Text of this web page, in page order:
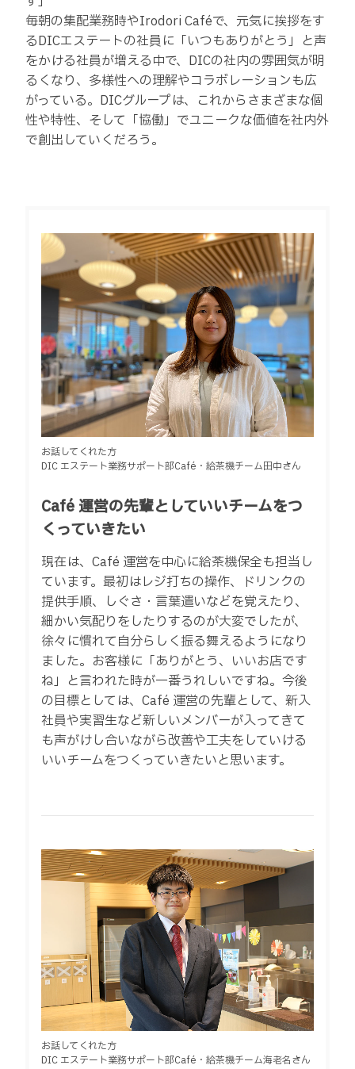
毎朝の集配業務時やIrodori Caféで、元気に挨拶をす
るDICエステートの社員に「いつもありがとう」と声
をかける社員が増える中で、DICの社内の雰囲気が明
るくなり、多様性への理解やコラボレーションも広
がっている。DICグループは、これからさまざまな個
性や特性、そして「協働」でユニークな価値を社内外
で創出していくだろう。
お話してくれた方
DIC エステート業務サポート部Café・給茶機チーム田中さん
Café 運営の先輩としていいチームをつ
くっていきたい
現在は、Café 運営を中心に給茶機保全も担当し
ています。最初はレジ打ちの操作、ドリンクの
提供手順、しぐさ・言葉遣いなどを覚えたり、
細かい気配りをしたりするのが大変でしたが、
徐々に慣れて自分らしく振る舞えるようになり
ました。お客様に「ありがとう、いいお店です
ね」と言われた時が一番うれしいですね。今後
の目標としては、Café 運営の先輩として、新入
社員や実習生など新しいメンバーが入ってきて
も声がけし合いながら改善や工夫をしていける
いいチームをつくっていきたいと思います。
お話してくれた方
DIC エステート業務サポート部Café・給茶機チーム海老名さん